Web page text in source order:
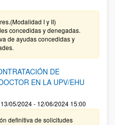
I y II)
concedidas y denegadas.
de ayudas concedidas y
DE
EN LA UPV/EHU
05/2024 - 12/06/2024 15:00
definitiva de solicitudes